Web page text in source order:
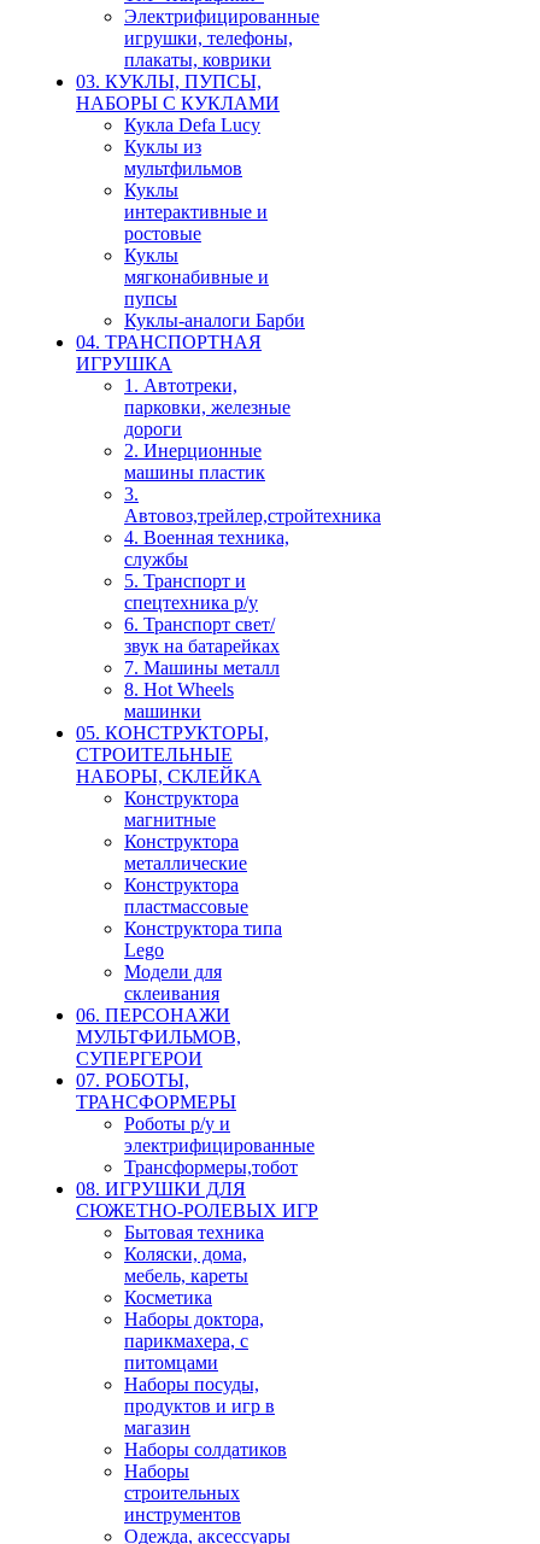
Электрифицированные
игрушки, телефоны,
плакаты, коврики
03. КУКЛЫ, ПУПСЫ,
НАБОРЫ С КУКЛАМИ
Кукла Defa Lucy
Куклы из
мультфильмов
Куклы
интерактивные и
ростовые
Куклы
мягконабивные и
пупсы
Куклы-аналоги Барби
04. ТРАНСПОРТНАЯ
ИГРУШКА
1. Автотреки,
парковки, железные
дороги
2. Инерционные
машины пластик
3.
Автовоз,трейлер,стройтехника
4. Военная техника,
службы
5. Транспорт и
спецтехника р/у
6. Транспорт свет/
звук на батарейках
7. Машины металл
8. Hot Wheels
машинки
05. КОНСТРУКТОРЫ,
СТРОИТЕЛЬНЫЕ
НАБОРЫ, СКЛЕЙКА
Конструктора
магнитные
Конструктора
металлические
Конструктора
пластмассовые
Конструктора типа
Lego
Модели для
склеивания
06. ПЕРСОНАЖИ
МУЛЬТФИЛЬМОВ,
СУПЕРГЕРОИ
07. РОБОТЫ,
ТРАНСФОРМЕРЫ
Роботы р/у и
электрифицированные
Трансформеры,тобот
08. ИГРУШКИ ДЛЯ
СЮЖЕТНО-РОЛЕВЫХ ИГР
Бытовая техника
Коляски, дома,
мебель, кареты
Косметика
Наборы доктора,
парикмахера, с
питомцами
Наборы посуды,
продуктов и игр в
магазин
Наборы солдатиков
Наборы
строительных
инструментов
Одежда, аксессуары